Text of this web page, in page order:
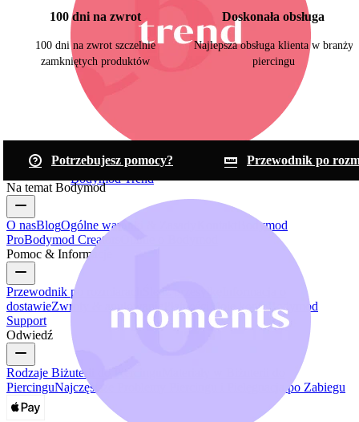
Bodymod Trend
100 dni na zwrot
100 dni na zwrot szczelnie
zamkniętych produktów
Doskonała obsługa
Najlepsza obsługa klienta w branży
piercingu
Potrzebujesz pomocy?
Przewodnik po
Na temat Bodymod
O nasBlogOgólne warunki & Zasady
Bodymod
ProBodymod Creators
Pomoc & Informacje
Przewodnik po rozmiarach
dostawieZwroty & anulowanie Płatności Moje konto
Bodymod
Support
Odwiedź
Rodzaje Biżuterii do Piercingu
PiercinguNajczęstsze Problemy Piercingu i Pielęgnacja po Zabiegu